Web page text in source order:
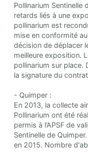
Pollinarium Sentinelle
retards liés à une
pollinarium est
mise en conformité
décision de déplacer
meilleure exposition.
pollinarium sur place.
la signature du
- Quimper :
En 2013, la collecte
Pollinarium ont été
permis à l’APSF de
Sentinelle de
en 2015. Nombre